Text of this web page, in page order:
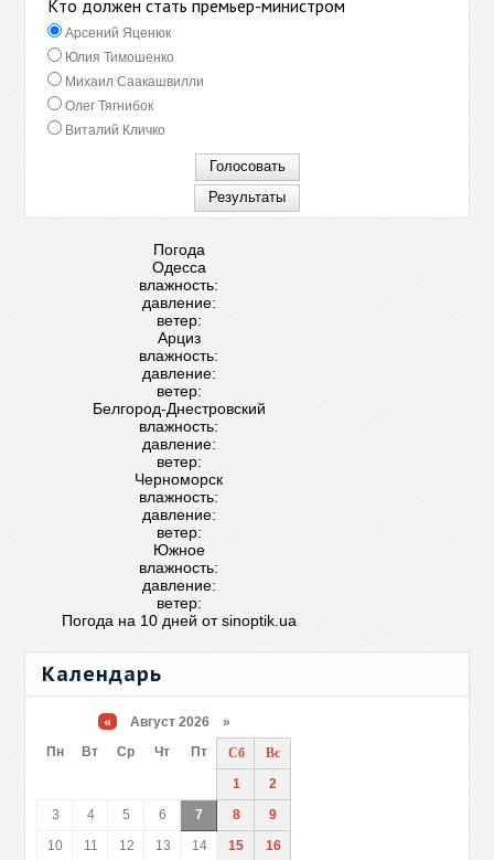
Кто должен стать премьер-министром
Арсений Яценюк
Юлия Тимошенко
Михаил Саакашвилли
Олег Тягнибок
Виталий Кличко
Погода
Одесса
влажность:
давление:
ветер:
Арциз
влажность:
давление:
ветер:
Белгород-Днестровский
влажность:
давление:
ветер:
Черноморск
влажность:
давление:
ветер:
Южное
влажность:
давление:
ветер:
Погода на 10 дней отsinoptik.ua
Календарь
« Август 2026 »
Пн
Вт Ср Чт Пт Сб
Вс
1
2
3
4 5 6 7 8
9
10
11 12 13 14 15
16